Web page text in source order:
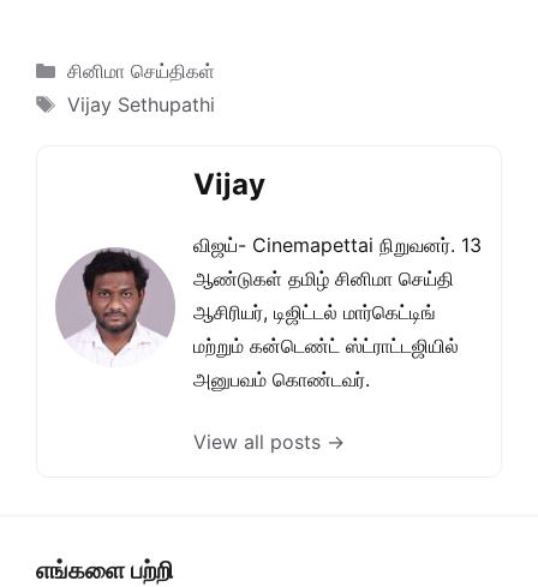
Categories
சினிமா செய்திகள்
Tags
Vijay Sethupathi
Vijay
விஜய்- Cinemapettai நிறுவனர். 13
ஆண்டுகள் தமிழ் சினிமா செய்தி
ஆசிரியர், டிஜிட்டல் மார்கெட்டிங்
மற்றும் கன்டெண்ட் ஸ்ட்ராட்டஜியில்
அனுபவம் கொண்டவர்.
View all posts →
எங்களை பற்றி